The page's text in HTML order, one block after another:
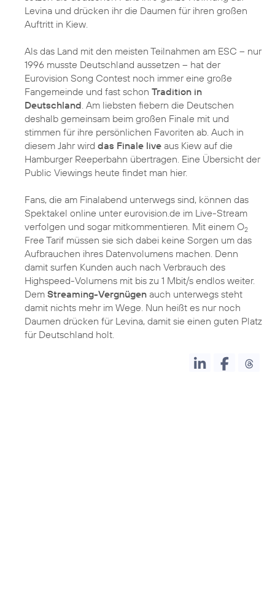
Levina und drücken ihr die Daumen für ihren großen
Auftritt in Kiew.
Als das Land mit den meisten Teilnahmen am ESC – nur
1996 musste Deutschland aussetzen – hat der
Eurovision Song Contest noch immer eine große
Fangemeinde und fast schon Tradition in
Deutschland. Am liebsten fiebern die Deutschen
deshalb gemeinsam beim großen Finale mit und
stimmen für ihre persönlichen Favoriten ab. Auch in
diesem Jahr wird das Finale live aus Kiew auf die
Hamburger Reeperbahn übertragen. Eine Übersicht der
Public Viewings heute findet man hier.
Fans, die am Finalabend unterwegs sind, können das
Spektakel online unter eurovision.de im Live-Stream
verfolgen und sogar mitkommentieren. Mit einem O2
Free Tarif müssen sie sich dabei keine Sorgen um das
Aufbrauchen ihres Datenvolumens machen. Denn
damit surfen Kunden auch nach Verbrauch des
Highspeed-Volumens mit bis zu 1 Mbit/s endlos weiter.
Dem Streaming-Vergnügen auch unterwegs steht
damit nichts mehr im Wege. Nun heißt es nur noch
Daumen drücken für Levina, damit sie einen guten Platz
für Deutschland holt.